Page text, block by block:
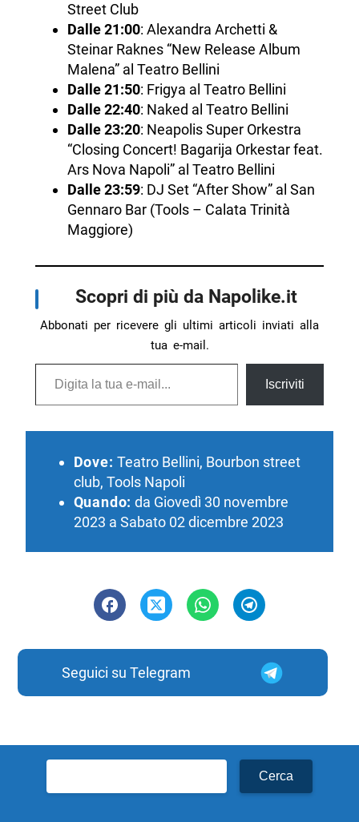
Street Club
Dalle 21:00: Alexandra Archetti &
Steinar Raknes “New Release Album
Malena” al Teatro Bellini
Dalle 21:50: Frigya al Teatro Bellini
Dalle 22:40: Naked al Teatro Bellini
Dalle 23:20: Neapolis Super Orkestra
“Closing Concert! Bagarija Orkestar feat.
Ars Nova Napoli” al Teatro Bellini
Dalle 23:59: DJ Set “After Show” al San
Gennaro Bar (Tools – Calata Trinità
Maggiore)
Scopri di più da Napolike.it
Abbonati per ricevere gli ultimi articoli inviati alla
tua e-mail.
Digita la tua e-mail...
Iscriviti
Dove: Teatro Bellini, Bourbon street
club, Tools Napoli
Quando: da Giovedì 30 novembre
2023 a Sabato 02 dicembre 2023
Seguici su Telegram
per: